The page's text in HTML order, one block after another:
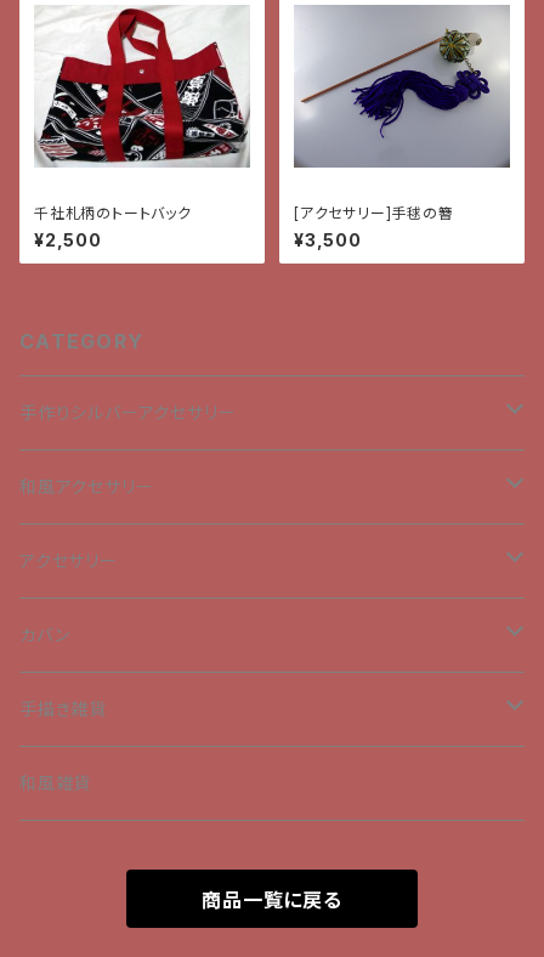
千社札柄のトートバック
¥2,500
[アクセサリー]手毬の簪
¥3,500
CATEGORY
手作りシルバーアクセサリー
ペンダントトップ
チャーム
ピアス
和風アクセサリー
ペンダントトップ
チャーム
アクセサリー
ブローチ
髪飾り
ブレスレット
カバン
手描きトートバッグ
手描きエコバック
リュックサック
手描き雑貨
Tシャツ
和風雑貨
商品一覧に戻る